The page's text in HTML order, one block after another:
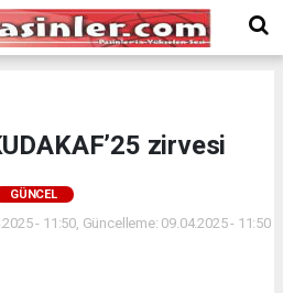
zirvesi
GÜNCEL
- 11:50, Güncelleme: 09.04.2025 - 11:50